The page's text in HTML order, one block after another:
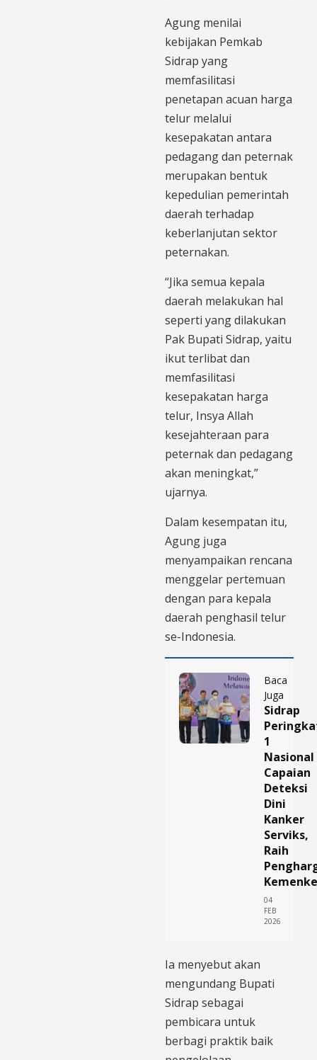
Agung menilai
kebijakan Pemkab
Sidrap yang
memfasilitasi
penetapan acuan harga
telur melalui
kesepakatan antara
pedagang dan peternak
merupakan bentuk
kepedulian pemerintah
daerah terhadap
keberlanjutan sektor
peternakan.
“Jika semua kepala
daerah melakukan hal
seperti yang dilakukan
Pak Bupati Sidrap, yaitu
ikut terlibat dan
memfasilitasi
kesepakatan harga
telur, Insya Allah
kesejahteraan para
peternak dan pedagang
akan meningkat,”
ujarnya.
Dalam kesempatan itu,
Agung juga
menyampaikan rencana
menggelar pertemuan
dengan para kepala
daerah penghasil telur
se-Indonesia.
Baca
Juga
Sidrap
1
Nasional
Capaian
Deteksi
Dini
Kanker
Serviks,
Raih
04
FEB
2026
Ia menyebut akan
mengundang Bupati
Sidrap sebagai
pembicara untuk
berbagi praktik baik